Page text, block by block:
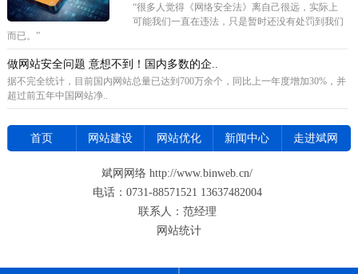
“很多人觉得《网络安全法》离自己很远，实际上
可能我们一直在违法，只是暂时还没有处罚到我们
而已。”
做网站安全问题 意想不到！国内多数的企..
据不完全统计，目前国内网站总量已达到700万余个，同比上一年度增加30%，并
超过前五年中国网站净..
首页 网站建设 网站优化 新闻中心 走进斌网
斌网网络 http://www.binweb.cn/
电话：0731-88571521 13637482004
联系人：范经理
网站统计